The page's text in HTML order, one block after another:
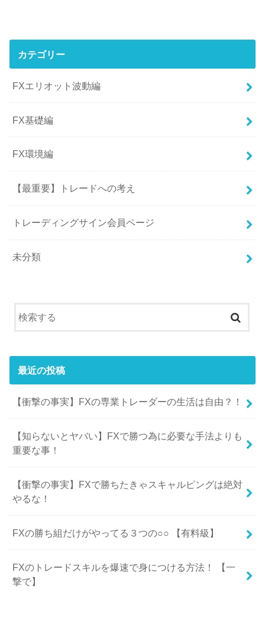
カテゴリー
FXエリオット波動編
FX基礎編
FX環境編
【最重要】トレードへの考え
トレーディングサイン会員ページ
未分類
最近の投稿
【衝撃の事実】FXの専業トレーダーの生活は自由？！
【知らないとヤバい】FXで勝つ為に必要な手法よりも
重要な事！
【衝撃の事実】FXで勝ちたきゃスキャルピングは絶対
やるな！
FXの勝ち組だけがやってる３つの○○ 【有料級】
FXのトレードスキルを爆速で身につける方法！ 【一
撃で】